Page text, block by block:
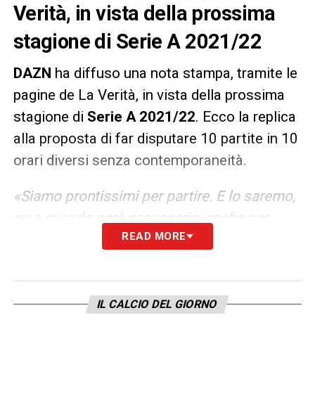
Verità, in vista della prossima
stagione di Serie A 2021/22
DAZN ha diffuso una nota stampa, tramite le
pagine de La Verità, in vista della prossima
stagione di Serie A 2021/22. Ecco la replica
alla proposta di far disputare 10 partite in 10
orari diversi senza contemporaneità.
«Siamo prontissimi per partire. E lo saremo,
se e quando sarà necessario, anche per
trasmettere le partite in contemporanea.
tecnologico per migliorare quanto fatto fino
a questo momento. Del resto, essendo una
READ MORE
IL CALCIO DEL GIORNO